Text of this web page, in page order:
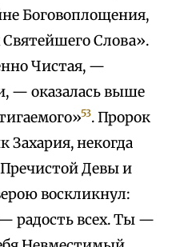
Боговоплощения,
Слова».
Чистая, —
— оказалась выше
53. Пророк
некогда
Девы и
воскликнул:
радость всех. Ты —